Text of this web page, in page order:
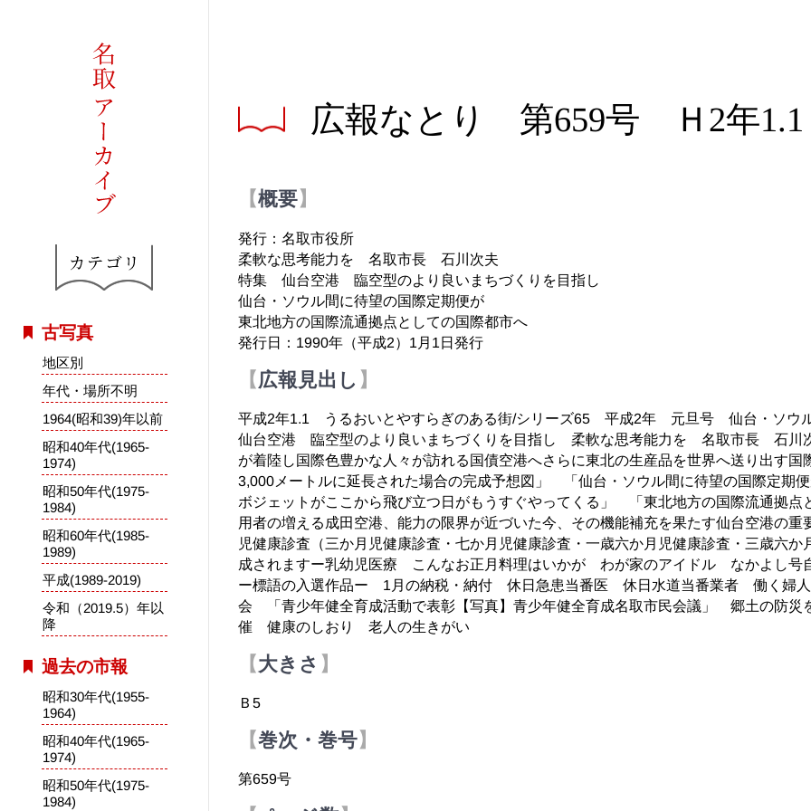
古写真
地区別
年代・場所不明
1964(昭和39)年以前
昭和40年代(1965-
1974)
昭和50年代(1975-
1984)
昭和60年代(1985-
1989)
平成(1989-2019)
令和（2019.5）年以
降
過去の市報
昭和30年代(1955-
1964)
昭和40年代(1965-
1974)
昭和50年代(1975-
1984)
広報なとり 第659号 Ｈ2年
概要
発行：名取市役所
柔軟な思考能力を 名取市長 石川次夫
特集 仙台空港 臨空型のより良いまちづくりを目指し
仙台・ソウル間に待望の国際定期便が
東北地方の国際流通拠点としての国際都市へ
発行日：1990年（平成2）1月1日発行
広報見出し
平成2年1.1 うるおいとやすらぎのある街/シリーズ65 平成2年 元旦号 仙台・ソウ
仙台空港 臨空型のより良いまちづくりを目指し 柔軟な思考能力を 名取市長 石川
が着陸し国際色豊かな人々が訪れる国債空港へさらに東北の生産品を世界へ送り出す
3,000メートルに延長された場合の完成予想図」 「仙台・ソウル間に待望の国際定期
ボジェットがここから飛び立つ日がもうすぐやってくる」 「東北地方の国際流通拠点
用者の増える成田空港、能力の限界が近づいた今、その機能補充を果たす仙台空港
児健康診査（三か月児健康診査・七か月児健康診査・一歳六か月児健康診査・三歳
成されますー乳幼児医療 こんなお正月料理はいかが わが家のアイドル なかよし
ー標語の入選作品ー 1月の納税・納付 休日急患当番医 休日水道当番業者 働く婦
会 「青少年健全育成活動で表彰【写真】青少年健全育成名取市民会議」 郷土の防
催 健康のしおり 老人の生きがい
大きさ
Ｂ5
巻次・巻号
第659号